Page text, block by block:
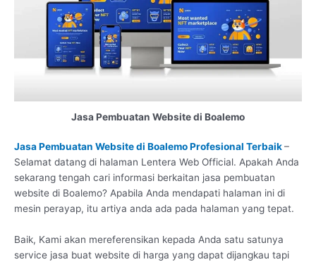
Jasa Pembuatan Website di Boalemo
Jasa Pembuatan Website di Boalemo Profesional Terbaik–
Selamat datang di halaman Lentera Web Official. Apakah Anda
sekarang tengah cari informasi berkaitan jasa pembuatan
website di Boalemo? Apabila Anda mendapati halaman ini di
mesin perayap, itu artiya anda ada pada halaman yang tepat.
Baik, Kami akan mereferensikan kepada Anda satu satunya
service jasa buat website di harga yang dapat dijangkau tapi